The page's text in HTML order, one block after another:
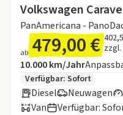
Volkswagen
PanAmericana -
ab 479,00 € zzgl.
Angebotsdetails:
Inklusive Laufleistung
10.000 km/Jahr
Zusätzliche
Verfügbar: Sofort
Diesel Neuwagen
Van
Verfügbar: